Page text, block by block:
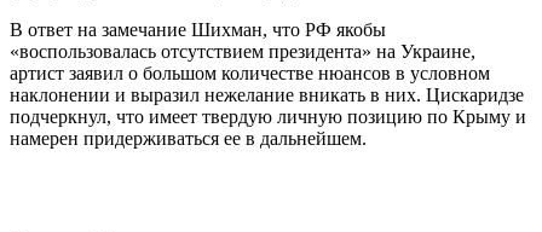
В ответ на замечание Шихман, что РФ якобы
«воспользовалась отсутствием президента» на Украине,
артист заявил о большом количестве нюансов в условном
наклонении и выразил нежелание вникать в них. Цискаридзе
подчеркнул, что имеет твердую личную позицию по Крыму и
намерен придерживаться ее в дальнейшем.